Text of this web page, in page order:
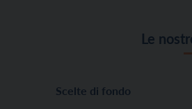
Le
Scelte di fondo